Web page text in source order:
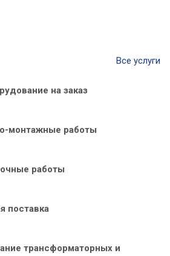
Все услуги
на заказ
монтажные работы
работы
поставка
трансформаторных и